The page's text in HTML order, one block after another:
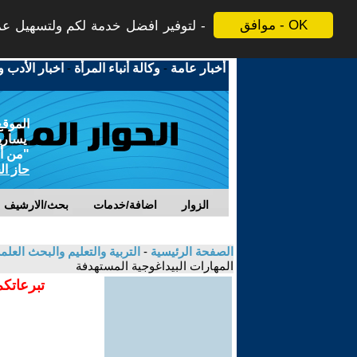
موافق - OK لتوفير افضل خدمة لكم ولتسهيل
أخبار عامة -وكالة أنباء المرأة - اخبار الأدب
"من
حاز
بحث/الارشيف اضافة/خدمات الزوار
الصفحة الرئيسية - التربية والتعليم والبحث
المهارات البيداغوجية المستهدفة